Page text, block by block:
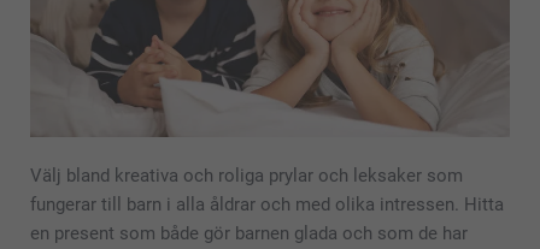
Välj bland kreativa och roliga prylar och leksaker som
fungerar till barn i alla åldrar och med olika intressen. Hitta
en present som både gör barnen glada och som de har